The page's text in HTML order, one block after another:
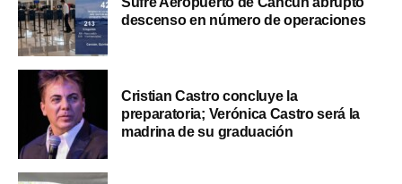
descenso en número de operaciones
Cristian Castro concluye la
preparatoria; Verónica Castro será la
madrina de su graduación